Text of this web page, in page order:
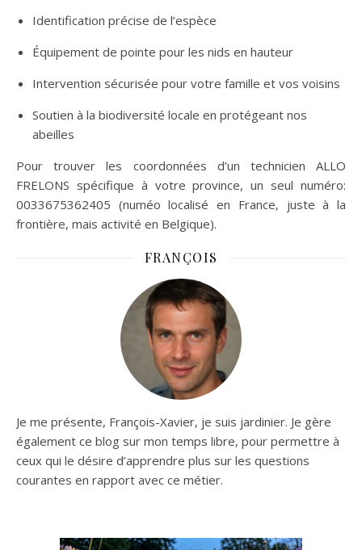
Identification précise de l’espèce
Équipement de pointe pour les nids en hauteur
Intervention sécurisée pour votre famille et vos voisins
Soutien à la biodiversité locale en protégeant nos
abeilles
Pour trouver les coordonnées d’un technicien ALLO
FRELONS spécifique à votre province, un seul numéro:
0033675362405 (numéo localisé en France, juste à la
frontière, mais activité en Belgique).
FRANÇOIS
Je me présente, François-Xavier, je suis jardinier. Je gère
également ce blog sur mon temps libre, pour permettre à
ceux qui le désire d’apprendre plus sur les questions
courantes en rapport avec ce métier.